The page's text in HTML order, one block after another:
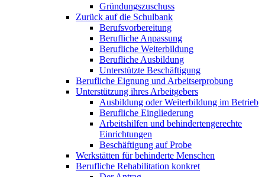
Gründungszuschuss
Zurück auf die Schulbank
Berufsvorbereitung
Berufliche Anpassung
Berufliche Weiterbildung
Berufliche Ausbildung
Unterstützte Beschäftigung
Berufliche Eignung und Arbeitserprobung
Unterstützung ihres Arbeitgebers
Ausbildung oder Weiterbildung im Betrieb
Berufliche Eingliederung
Arbeitshilfen und behindertengerechte
Einrichtungen
Beschäftigung auf Probe
Werkstätten für behinderte Menschen
Berufliche Rehabilitation konkret